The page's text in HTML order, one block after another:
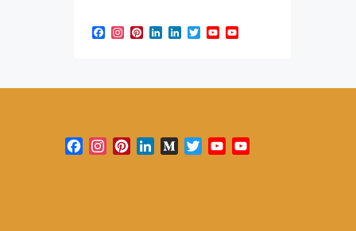
Facebook
Instagram
Pinterest
LinkedIn
LinkedIn
TwitterYouTube
Facebook
Instagram
PinterestLinkedInMediumTwitterYouTube